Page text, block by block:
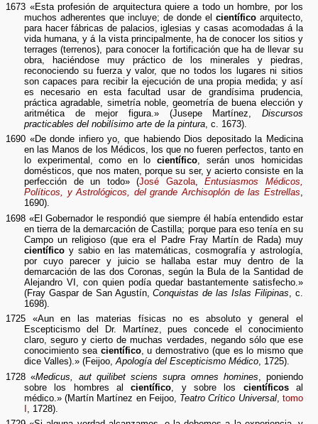
1673 «Esta profesión de arquitectura quiere a todo un hombre, por los
muchos adherentes que incluye; de donde el científicoarquitecto,
para hacer fábricas de palacios, iglesias y casas acomodadas á la
vida humana, y á la vista principalmente, ha de conocer los sitios y
terrages (terrenos), para conocer la fortificación que ha de llevar su
obra, haciéndose muy práctico de los minerales y piedras,
reconociendo su fuerza y valor, que no todos los lugares ni sitios
son capaces para recibir la ejecución de una propia medida; y así
es necesario en esta facultad usar de grandísima prudencia,
práctica agradable, simetría noble, geometría de buena elección y
aritmética de mejor figura.» (Jusepe Martínez, Discursos
practicables del nobilísimo arte de la pintura, c. 1673).
1690 «De donde infiero yo, que habiendo Dios depositado la Medicina
en las Manos de los Médicos, los que no fueren perfectos, tanto en
lo experimental, como en locientífico, serán unos homicidas
domésticos, que nos maten, porque su ser, y acierto consiste en la
perfección de un todo» (José Gazola,Entusiasmos Médicos,
Políticos, y Astrológicos, del grande Archisoplón de las Estrellas,
1690).
1698 «El Gobernador le respondió que siempre él había entendido estar
en tierra de la demarcación de Castilla; porque para eso tenía en su
Campo un religioso (que era el Padre Fray Martín de Rada) muy
científicoy sabio en las matemáticas, cosmografía y astrología,
por cuyo parecer y juicio se hallaba estar muy dentro de la
demarcación de las dos Coronas, según la Bula de la Santidad de
Alejandro VI, con quien podía quedar bastantemente satisfecho.»
(Fray Gaspar de San Agustín,Conquistas de las Islas Filipinas , c.
1698).
1725 «Aun en las materias físicas no es absoluto y general el
Escepticismo del Dr. Martínez, pues concede el conocimiento
claro, seguro y cierto de muchas verdades, negando sólo que ese
conocimiento sea científico, u demostrativo (que es lo mismo que
dice Valles).» (Feijoo,Apología del Escepticismo Médico, 1725).
1728 «Medicus, aut quilibet sciens supra omnes homines , poniendo
sobre los hombres alcientífico , y sobre los científicosal
médico.» (Martín Martínez en Feijoo, Teatro Crítico Universal, tomo
I , 1728).